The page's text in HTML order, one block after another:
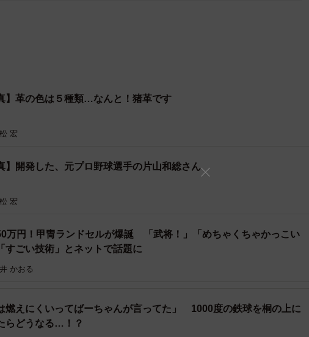
５種類。価格は６万６千円（税込）。専用サイトからの受注販売のみ
東福岡高、帝京大を経て、２０１６年に渡独。翌１７年からドイツ
スリーガ１部で６シーズンプレーし、通算打率.325を記録。１９年
コロナ禍で渡独できなかった２１年のことだったという。「猪革は
などを作るために使っているだけで、ほとんど活用されていないとい
】革の色は５種類…なんと！猪革です
宏
】開発した、元プロ野球選手の片山和総さん
宏
万円！甲冑ランドセルが爆誕 「武将！」「めちゃくちゃかっこい
すごい技術」とネットで話題に
かおる
燃えにくいってばーちゃんが言ってた」 1000度の鉄球を桐の上に
らどうなる…！？